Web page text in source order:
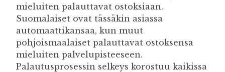
mieluiten palauttavat ostoksiaan.
Suomalaiset ovat tässäkin asiassa
automaattikansaa, kun muut
pohjoismaalaiset palauttavat ostoksensa
mieluiten palvelupisteeseen.
Palautusprosessin selkeys korostuu kaikissa